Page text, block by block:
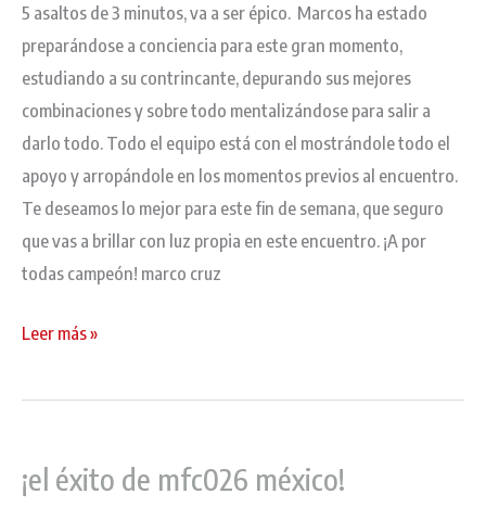
5 asaltos de 3 minutos, va a ser épico. Marcos ha estado
preparándose a conciencia para este gran momento,
estudiando a su contrincante, depurando sus mejores
combinaciones y sobre todo mentalizándose para salir a
darlo todo. Todo el equipo está con el mostrándole todo el
apoyo y arropándole en los momentos previos al encuentro.
Te deseamos lo mejor para este fin de semana, que seguro
que vas a brillar con luz propia en este encuentro. ¡A por
todas campeón! marco cruz
Leer más »
¡el éxito de mfc026 méxico!
de